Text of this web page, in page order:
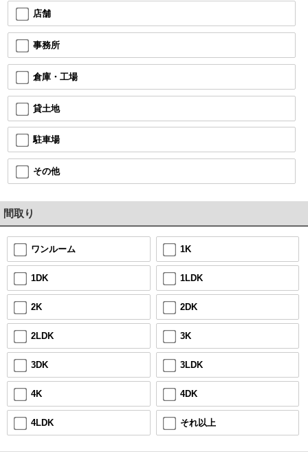
店舗
事務所
倉庫・工場
貸土地
駐車場
その他
間取り
ワンルーム 1K
1DK 1LDK
2K 2DK
2LDK 3K
3DK 3LDK
4K 4DK
4LDK それ以上